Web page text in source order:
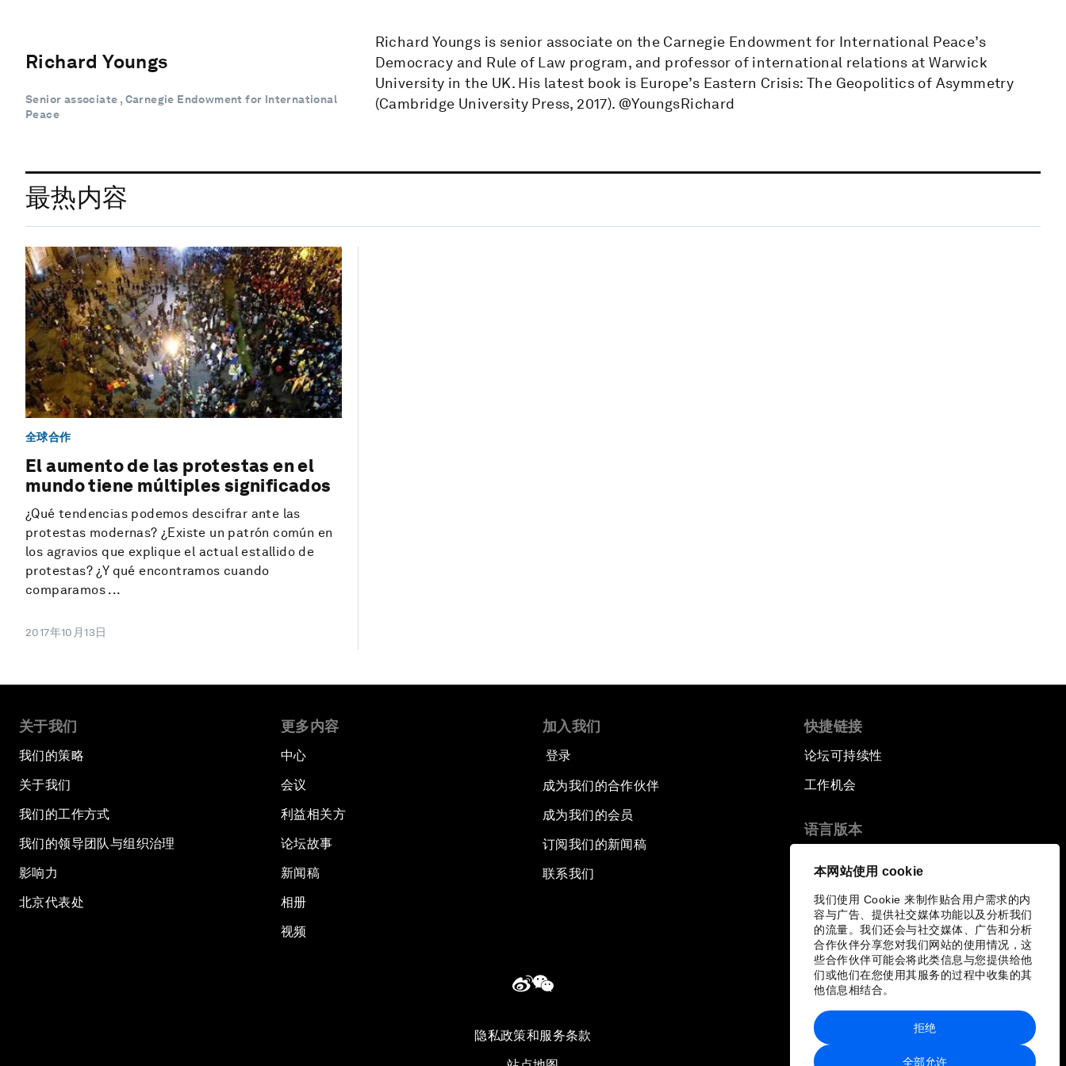
本网站使用 cookie
我们使用 Cookie 来制作贴合用户需求的内
容与广告、提供社交媒体功能以及分析我们
的流量。我们还会与社交媒体、广告和分析
合作伙伴分享您对我们网站的使用情况，这
些合作伙伴可能会将此类信息与您提供给他
们或他们在您使用其服务的过程中收集的其
他信息相结合。
全部允许
拒绝
Richard Youngs
Senior associate , Carnegie Endowment for International
Peace
Richard Youngs is senior associate on the Carnegie Endowment for International Peace’s
Democracy and Rule of Law program, and professor of international relations at Warwick
University in the UK. His latest book is Europe’s Eastern Crisis: The Geopolitics of Asymmetry
(Cambridge University Press, 2017). @YoungsRichard
最热内容
全球合作
El aumento de las protestas en el
mundo tiene múltiples significados
¿Qué tendencias podemos descifrar ante las
protestas modernas? ¿Existe un patrón común en
los agravios que explique el actual estallido de
protestas? ¿Y qué encontramos cuando
comparamos ...
2017年10月13日
关于我们
我们的策略
关于我们
我们的工作方式
我们的领导团队与组织治理
影响力
北京代表处
更多内容
中心
会议
利益相关方
论坛故事
新闻稿
相册
视频
加入我们
登录
成为我们的合作伙伴
成为我们的会员
订阅我们的新闻稿
联系我们
快捷链接
论坛可持续性
工作机会
语言版本
隐私政策和服务条款